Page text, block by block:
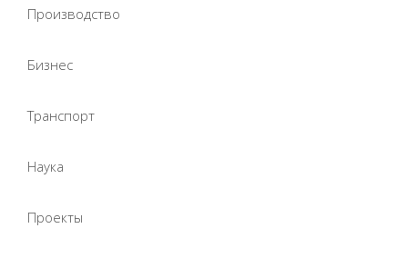
Производство
Бизнес
Транспорт
Наука
Проекты